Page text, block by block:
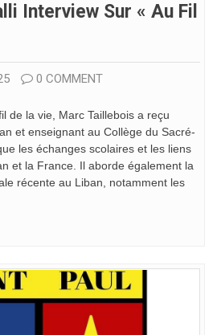
Interview Sur « Au Fil
0 COMMENT
de la vie, Marc Taillebois a reçu
et enseignant au Collège du Sacré-
les échanges scolaires et les liens
et la France. Il aborde également la
récente au Liban, notamment les